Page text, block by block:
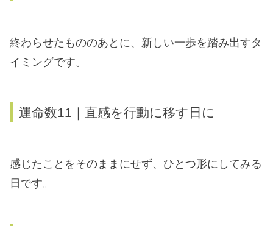
終わらせたもののあとに、新しい一歩を踏み出すタ
イミングです。
運命数11｜直感を行動に移す日に
感じたことをそのままにせず、ひとつ形にしてみる
日です。